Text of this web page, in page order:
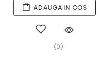
ADAUGA IN COS
(0)